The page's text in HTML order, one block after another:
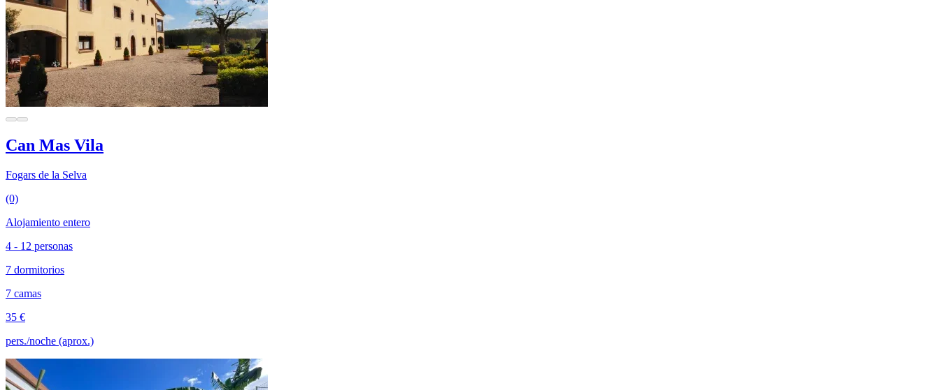
Can Mas Vila
Fogars de la Selva
(0)
Alojamiento entero
4 - 12 personas
7 dormitorios
7 camas
35 €
pers./noche (aprox.)